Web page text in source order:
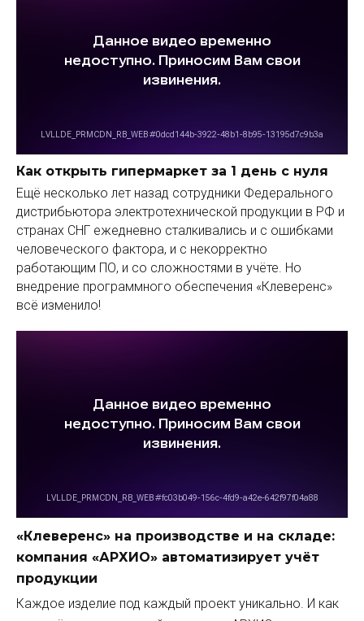
Как открыть гипермаркет за 1 день с нуля
Ещё несколько лет назад сотрудники Федерального
дистрибьютора электротехнической продукции в РФ и
странах СНГ ежедневно сталкивались и с ошибками
человеческого фактора, и с некорректно
работающим ПО, и со сложностями в учёте. Но
внедрение программного обеспечения «Клеверенс»
всё изменило!
«Клеверенс» на производстве и на складе:
компания «АРХИО» автоматизирует учёт
продукции
Каждое изделие под каждый проект уникально. И как